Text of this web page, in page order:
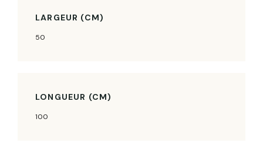
LARGEUR (CM)
50
LONGUEUR (CM)
100